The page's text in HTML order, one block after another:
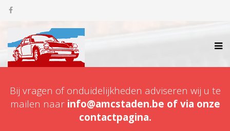
Bij vragen of onduidelijkheden adviseren wij u te
mailen naar info@amcstaden.be of via onze
contactpagina.